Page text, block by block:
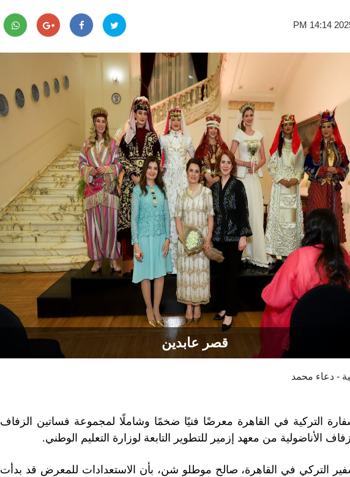
2025-
قصر عابدين
- دعاء محمد
التركية في القاهرة معرضًا فنيًا ضخمًا وشاملًا لمجموعة فساتين الزفاف
الأناضولية من معهد إزمير للتطوير التابعة لوزارة التعليم الوطني.
التركي في القاهرة، صالح موطلو شن، بأن الاستعدادات للمعرض قد بدأت